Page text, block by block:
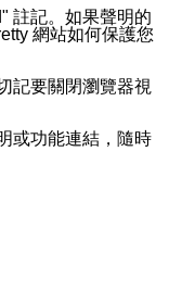
註記。如果聲明的
網站如何保護您
記要關閉瀏覽器視
或功能連結，隨時